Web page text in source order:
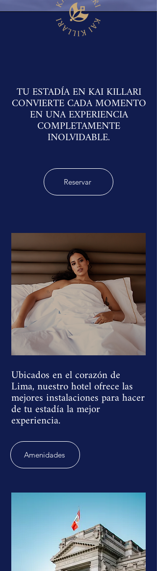
TU ESTADÍA EN KAI KILLARI
CONVIERTE CADA MOMENTO
EN UNA EXPERIENCIA
COMPLETAMENTE
INOLVIDABLE.
Reservar
Ubicados en el corazón de
Lima, nuestro hotel ofrece las
mejores instalaciones para hacer
de tu estadía la mejor
experiencia.
Amenidades